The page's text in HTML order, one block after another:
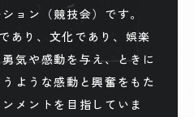
ョン（競技会）です。
あり、文化であり、娯楽
気や感動を与え、ときに
ような感動と興奮をもた
メントを目指していま